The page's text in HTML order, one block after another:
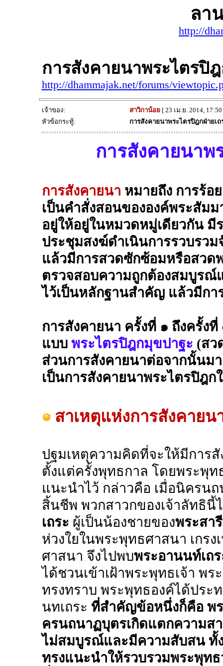
ลา
http://
การสังคายนาพระไตรปิ
http://dhammajak.net/forums/
เจ้าของ: สาวิกาน้อย[ 23 เม.ย. 2014, 17:50
หัวข้อกระทู้:
การสังคายนาพระไตรปิฎกฝ่ายเถ
การสังคายนาพ
การสังคายนา หมายถึง การร้อ
เป็นคำสั่งสอนขององค์พระสัม
อยู่ให้อยู่ในหมวดหมู่เดียวกัน มี
ประชุมสงฆ์ดำเนินการรวบรว
แล้วมีการสวดซักซ้อมหรือสวด
ตรวจสอบความถูกต้องสมบูรณ์
ไว้เป็นหลักฐานสำคัญ แล้วมีกา
การสังคายนา ครั้งที่ ๑ ถึงครั้ง
แบบ พระไตรปิฎกมุขปาฐะ (สว
ส่วนการสังคายนาต่อจากนั้นม
เป็นการสังคายนาพระไตรปิฎ
สาเหตุแห่งการสังคายน
ปฐมเหตุความคิดที่จะให้มีการ
ตั้งแต่ครั้งพุทธกาล โดยพระพุ
แนะนำไว้ กล่าวคือ เมื่อนิครน
สิ้นชีพ พวกสาวกของเจ้าลัทธิ
เถระ ผู้เป็นน้องชายของพระสา
ห่วงใยในพระพุทธศาสนา เกร
ศาสนา จึงไปพบพระอานนท์เถ
ได้ชวนเข้าเฝ้าพระพุทธเจ้า พร
ทรงทราบ พระพุทธองค์ได้ประ
นทเถระ ที่สำคัญข้อหนึ่งก็คือ พ
ครนถนาฏบุตรเกิดแตกความส
ไม่สมบูรณ์และมีความสับสน ทั้
ทรงแนะนำให้รวบรวมพระพุท